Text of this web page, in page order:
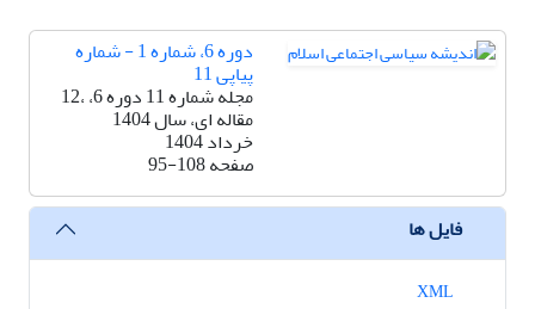
دوره 6، شماره 1 - شماره
پیاپی 11
مجله شماره 11 دوره 6، ،12
مقاله ای، سال 1404
خرداد 1404
صفحه95-108
فایل ها